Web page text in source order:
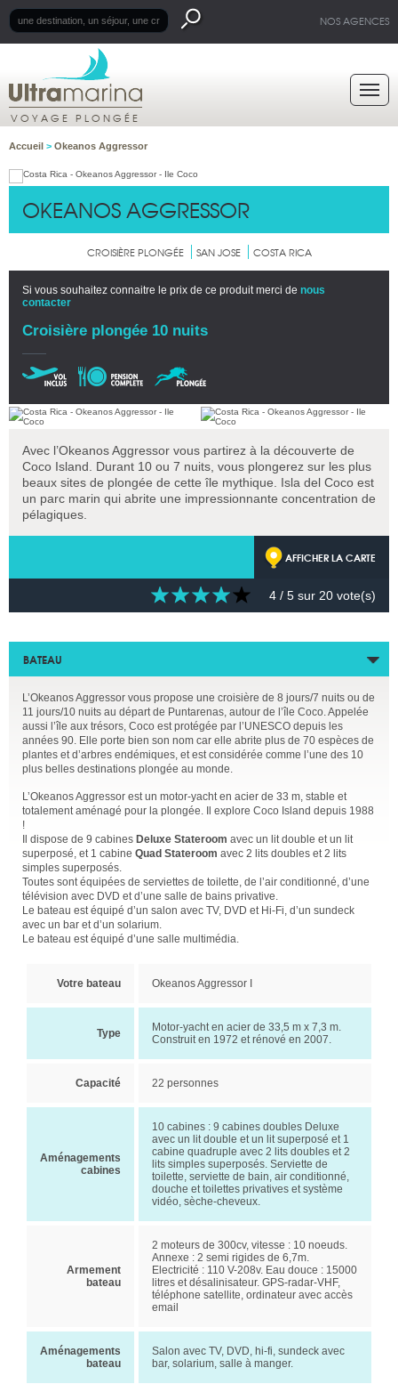
NOS AGENCES
VOYAGE PLONGÉE
Accueil > Okeanos Aggressor
OKEANOS AGGRESSOR
CROISIÈRE PLONGÉE SAN JOSE COSTA RICA
Si vous souhaitez connaitre le prix de ce produit merci de nous
contacter
Croisière plongée 10 nuits
Avec l’Okeanos Aggressor vous partirez à la découverte de
Coco Island. Durant 10 ou 7 nuits, vous plongerez sur les plus
beaux sites de plongée de cette île mythique. Isla del Coco est
un parc marin qui abrite une impressionnante concentration de
pélagiques.
AFFICHER LA CARTE
4 / 5 sur 20 vote(s)
BATEAU
L’Okeanos Aggressor vous propose une croisière de 8 jours/7 nuits ou de
11 jours/10 nuits au départ de Puntarenas, autour de l’île Coco. Appelée
aussi l’île aux trésors, Coco est protégée par l’UNESCO depuis les
années 90. Elle porte bien son nom car elle abrite plus de 70 espèces de
plantes et d’arbres endémiques, et est considérée comme l’une des 10
plus belles destinations plongée au monde.
L’Okeanos Aggressor est un motor-yacht en acier de 33 m, stable et
totalement aménagé pour la plongée. Il explore Coco Island depuis 1988
!
Il dispose de 9 cabines Deluxe Stateroom avec un lit double et un lit
superposé, et 1 cabine Quad Stateroom avec 2 lits doubles et 2 lits
simples superposés.
Toutes sont équipées de serviettes de toilette, de l’air conditionné, d’une
télévision avec DVD et d’une salle de bains privative.
Le bateau est équipé d’un salon avec TV, DVD et Hi-Fi, d’un sundeck
avec un bar et d’un solarium.
Le bateau est équipé d’une salle multimédia.
Votre bateau Okeanos Aggressor I
Type
Motor-yacht en acier de 33,5 m x 7,3 m.
Construit en 1972 et rénové en 2007.
Capacité 22 personnes
Aménagements
cabines
10 cabines : 9 cabines doubles Deluxe
avec un lit double et un lit superposé et 1
cabine quadruple avec 2 lits doubles et 2
lits simples superposés. Serviette de
toilette, serviette de bain, air conditionné,
douche et toilettes privatives et système
vidéo, sèche-cheveux.
Armement
bateau
2 moteurs de 300cv, vitesse : 10 noeuds.
Annexe : 2 semi rigides de 6,7m.
Electricité : 110 V-208v. Eau douce : 15000
litres et désalinisateur. GPS-radar-VHF,
téléphone satellite, ordinateur avec accès
email
Aménagements
bateau
Salon avec TV, DVD, hi-fi, sundeck avec
bar, solarium, salle à manger.